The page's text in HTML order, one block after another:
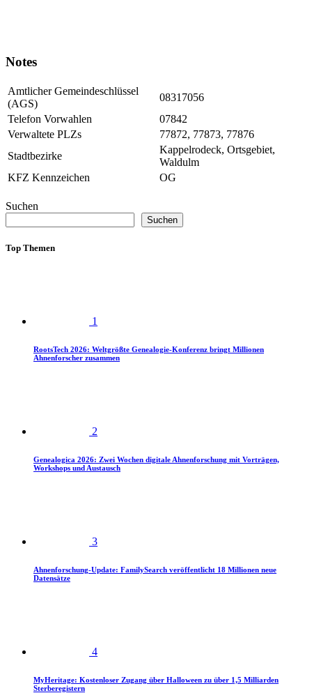
Notes
Amtlicher Gemeindeschlüssel
(AGS)
08317056
Telefon Vorwahlen
07842
Verwaltete PLZs
77872, 77873, 77876
Stadtbezirke
Kappelrodeck, Ortsgebiet,
Waldulm
KFZ Kennzeichen
OG
Suchen
Suchen
Top Themen
1
RootsTech 2026: Weltgrößte Genealogie-Konferenz bringt Millionen
Ahnenforscher zusammen
2
Genealogica 2026: Zwei Wochen digitale Ahnenforschung mit Vorträgen,
Workshops und Austausch
3
Ahnenforschung-Update: FamilySearch veröffentlicht 18 Millionen neue
Datensätze
4
MyHeritage: Kostenloser Zugang über Halloween zu über 1,5 Milliarden
Sterberegistern